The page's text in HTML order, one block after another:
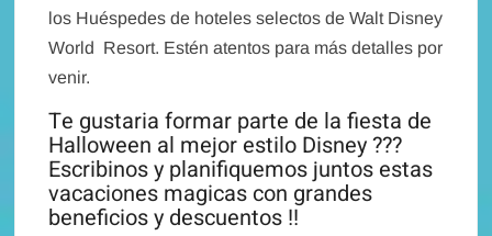
los Huéspedes de hoteles selectos de Walt Disney
World Resort. Estén atentos para más detalles por
venir.
Te gustaria formar parte de la fiesta de
Halloween al mejor estilo Disney ???
Escribinos y planifiquemos juntos estas
vacaciones magicas con grandes
beneficios y descuentos !!